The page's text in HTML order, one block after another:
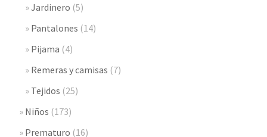
Jardinero (5)
Pantalones (14)
Pijama (4)
Remeras y camisas (7)
Tejidos (25)
Niños (173)
Prematuro (16)